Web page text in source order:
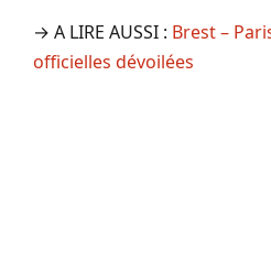
→ A LIRE AUSSI : Brest –
officielles dévoilées